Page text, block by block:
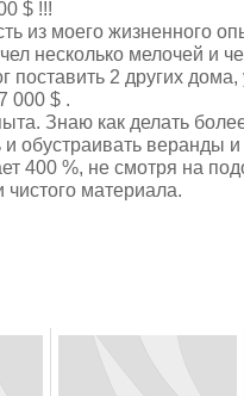
$ !!!
из моего жизненного
несколько мелочей и
поставить 2 других
000 $ .
Знаю как делать
обустраивать веранды
400 %, не смотря на
материала.